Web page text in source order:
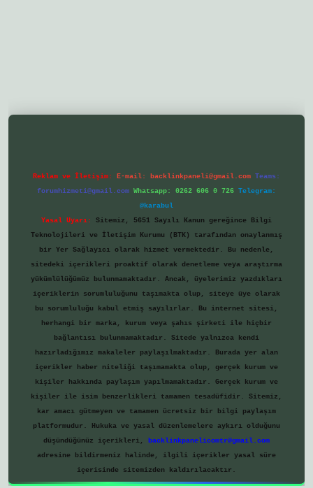
Reklam ve İletişim: E-mail: backlinkpaneli@gmail.com Teams:
forumhizmeti@gmail.com Whatsapp: 0262 606 0 726 Telegram:
@karabul
Yasal Uyarı:
Sitemiz, 5651 Sayılı Kanun gereğince Bilgi
Teknolojileri ve İletişim Kurumu (BTK) tarafından onaylanmış
bir Yer Sağlayıcı olarak hizmet vermektedir. Bu nedenle,
sitedeki içerikleri proaktif olarak denetleme veya araştırma
yükümlülüğümüz bulunmamaktadır. Ancak, üyelerimiz yazdıkları
içeriklerin sorumluluğunu taşımakta olup, siteye üye olarak
bu sorumluluğu kabul etmiş sayılırlar. Bu internet sitesi,
herhangi bir marka, kurum veya şahıs şirketi ile hiçbir
bağlantısı bulunmamaktadır. Sitede yalnızca kendi
hazırladığımız makaleler paylaşılmaktadır. Burada yer alan
içerikler haber niteliği taşımamakta olup, gerçek kurum ve
kişiler hakkında paylaşım yapılmamaktadır. Gerçek kurum ve
kişiler ile isim benzerlikleri tamamen tesadüfidir. Sitemiz,
kar amacı gütmeyen ve tamamen ücretsiz bir bilgi paylaşım
platformudur. Hukuka ve yasal düzenlemelere aykırı olduğunu
düşündüğünüz içerikleri,
backlinkpanelicomtr@gmail.com
adresine bildirmeniz halinde, ilgili içerikler yasal süre
içerisinde sitemizden kaldırılacaktır.